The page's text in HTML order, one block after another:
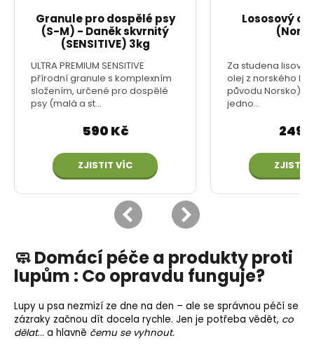
🧼 Domácí péče a produkty proti
lupům : Co opravdu funguje?
Lupy u psa nezmizí ze dne na den – ale se správnou péčí se
zázraky začnou dít docela rychle. Jen je potřeba vědět, co
dělat… a hlavně čemu se vyhnout.